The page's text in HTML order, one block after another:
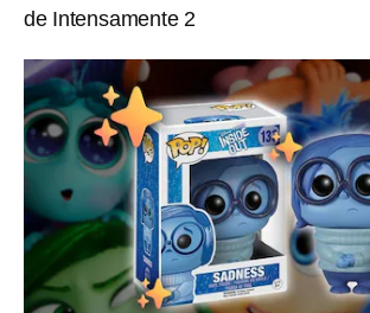
de Intensamente 2